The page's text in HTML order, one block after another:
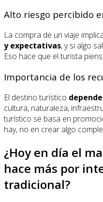
Alto riesgo percibido
La compra de un viaje
y expectativas, y si algo
Eso hace que el turista
Importancia de los
El destino turístico
cultura, naturaleza,
turístico se basa en
hay, no en crear algo
¿Hoy en día el
hace más por
tradicional?